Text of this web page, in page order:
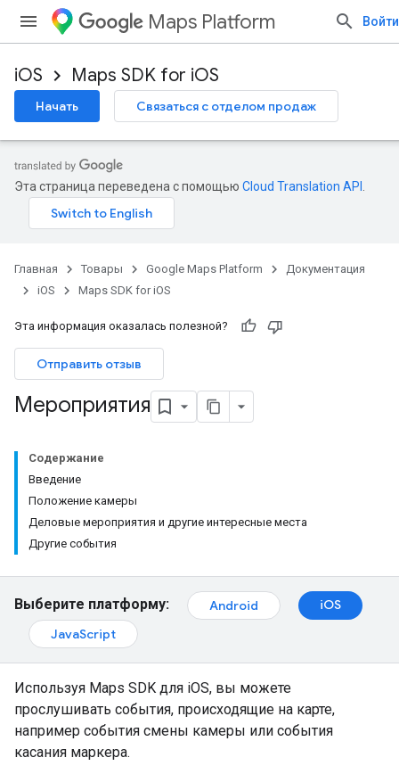
Maps Platform Войти
iOS Maps SDK for iOS
Начать Связаться с отделом продаж
Эта страница переведена с помощью Cloud Translation API
Главная Товары Google Maps Platform
Документация
iOS
Maps SDK for iOS
Эта информация оказалась полезной?
Отправить отзыв
Мероприятия
Содержание
Введение
Положение камеры
Деловые мероприятия и другие интересные места
Другие события
Выберите платформу: Android
iOS
JavaScript
Используя Maps SDK для iOS, вы можете
прослушивать события, происходящие на карте,
например события смены камеры или события
касания маркера.